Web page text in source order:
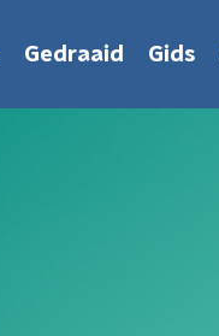
Gedraaid Gids